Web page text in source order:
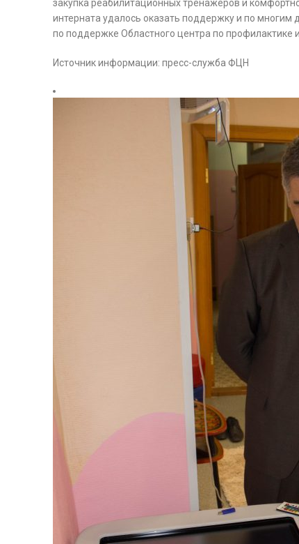
закупка реабилитационных тренажеров и
интерната удалось оказать поддержку и по
по поддержке Областного центра по профилактике
Источник информации: пресс-служба ФЦН